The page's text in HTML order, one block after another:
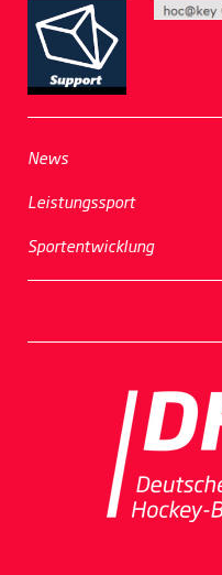
News
Leistungssport
Sportentwicklung